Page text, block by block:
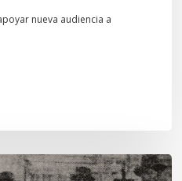
nueva audiencia a